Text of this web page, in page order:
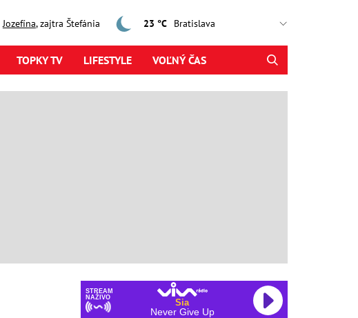
Jozefína, zajtra Štefánia 23 °C
TOPKY TV LIFESTYLE VOĽNÝ ČAS
STREAM
NAŽIVO
Sia
Never Give Up